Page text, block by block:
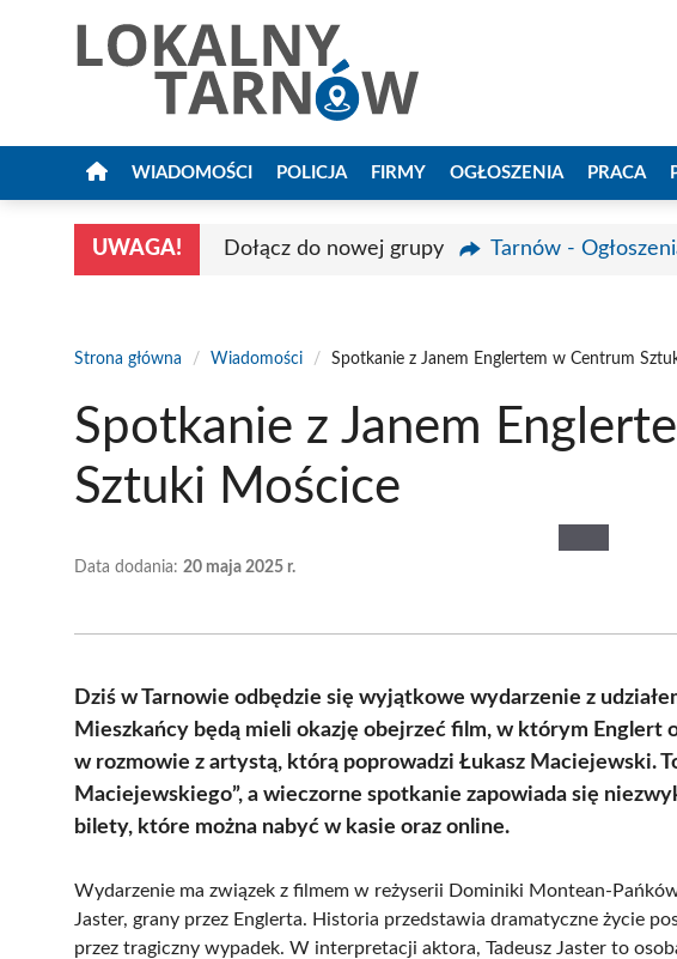
WIADOMOŚCI POLICJA FIRMY OGŁOSZENIA PRACA
UWAGA! Dołącz do nowej grupy Tarnów -
Strona główna / Wiadomości / Spotkanie z Janem Englertem w Centrum
Spotkanie z Janem
Sztuki Mościce
Data dodania: 20 maja 2025 r.
Dziś w Tarnowie odbędzie się wyjątkowe wydarzenie z
Mieszkańcy będą mieli okazję obejrzeć film, w którym Englert
w rozmowie z artystą, którą poprowadzi Łukasz Maciejewski.
Maciejewskiego”, a wieczorne spotkanie zapowiada się
bilety, które można nabyć w kasie oraz online.
Wydarzenie ma związek z filmem w reżyserii Dominiki Montean-
Jaster, grany przez Englerta. Historia przedstawia dramatyczne życie
przez tragiczny wypadek. W interpretacji aktora, Tadeusz Jaster to